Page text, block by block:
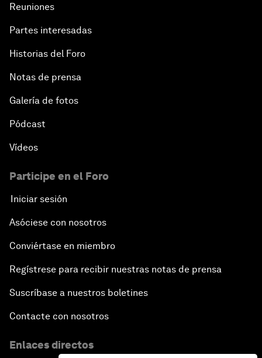
Reuniones
Partes interesadas
Historias del Foro
Notas de prensa
Galería de fotos
Pódcast
Vídeos
Participe en el Foro
Iniciar sesión
Asóciese con nosotros
Conviértase en miembro
Regístrese para recibir nuestras notas de prensa
Suscríbase a nuestros boletines
Contacte con nosotros
Enlaces directos